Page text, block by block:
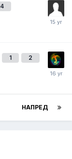
4
1 2
НАПРЕД